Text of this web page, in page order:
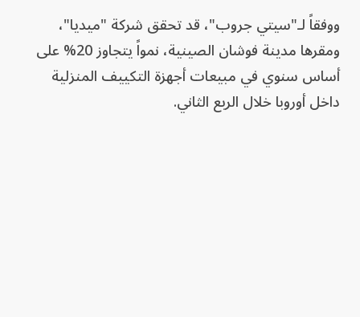
ووفقاً لـ"سيتي جروب"، قد تحقق شركة "ميديا"،
ومقرها مدينة فوشان الصينية، نمواً يتجاوز 20% على
أساس سنوي في مبيعات أجهزة التكييف المنزلية
داخل أوروبا خلال الربع الثاني.